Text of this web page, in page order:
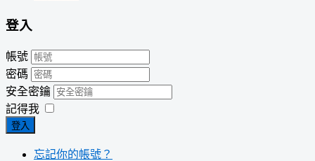
登入
帳號
密碼
安全密鑰
記得我
登入
忘記你的帳號？